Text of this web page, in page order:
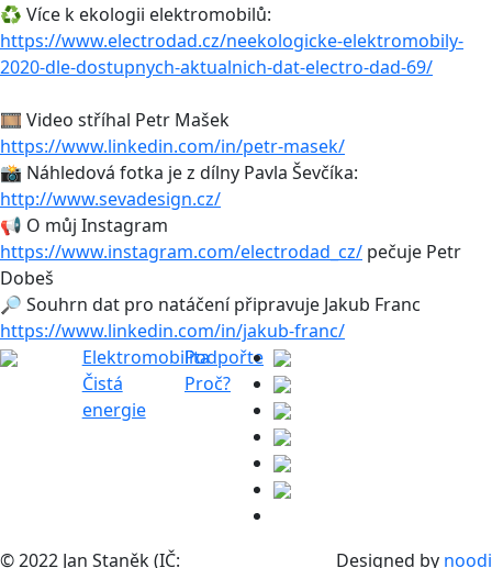
♻️ Více k ekologii elektromobilů:
https://www.electrodad.cz/neekologicke-elektromobily-
2020-dle-dostupnych-aktualnich-dat-electro-dad-69/
🎞 Video stříhal Petr Mašek
https://www.linkedin.com/in/petr-masek/
📸 Náhledová fotka je z dílny Pavla Ševčíka:
http://www.sevadesign.cz/
📢 O můj Instagram
https://www.instagram.com/electrodad_cz/ pečuje Petr
Dobeš
🔎 Souhrn dat pro natáčení připravuje Jakub Franc
https://www.linkedin.com/in/jakub-franc/
Elektromobilita
Čistá
energie
Podpořte
Proč?
© 2022 Jan Staněk (IČ: Designed by noodi